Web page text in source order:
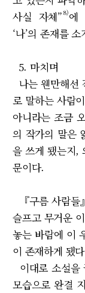
사실 자체” 8)에
‘나’의 존재를
5. 마치며
나는 웬만해선
로 말하는 사람
아니라는 조금
의 작가의 말은
을 쓰게 됐는지,
문이다.
『구름 사람
슬프고 무거운
놓는 바람에 이
이 존재하게 됐
이대로 소설을
모습으로 완결